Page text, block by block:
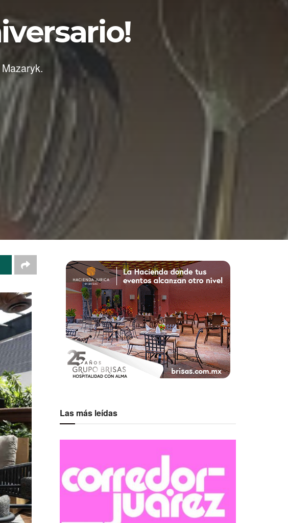
Las más leídas